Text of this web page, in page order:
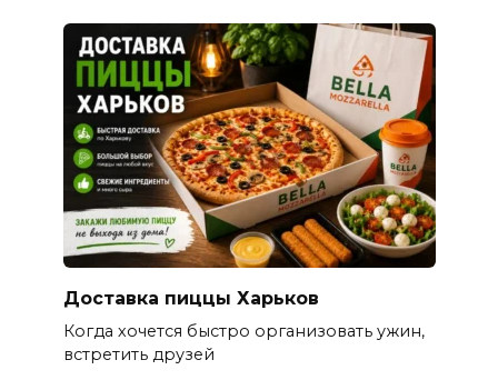
Доставка пиццы Харьков
Когда хочется быстро организовать ужин,
встретить друзей